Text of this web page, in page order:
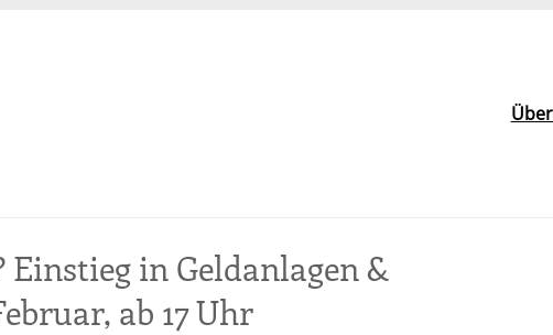
in Geldanlagen &
ab 17 Uhr